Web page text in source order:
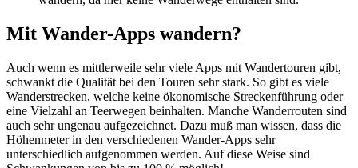
Mit Wander-Apps wandern?
Auch wenn es mittlerweile sehr viele Apps mit Wandertouren gibt,
schwankt die Qualität bei den Touren sehr stark. So gibt es viele
Wanderstrecken, welche keine ökonomische Streckenführung oder
eine Vielzahl an Teerwegen beinhalten. Manche Wanderrouten sind
auch sehr ungenau aufgezeichnet. Dazu muß man wissen, dass die
Höhenmeter in den verschiedenen Wander-Apps sehr
unterschiedlich aufgenommen werden. Auf diese Weise sind